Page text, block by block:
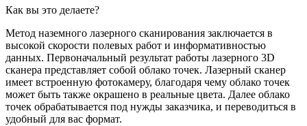
Как вы это делаете?
Метод наземного лазерного сканирования заключается в
высокой скорости полевых работ и информативностью
данных. Первоначальный результат работы лазерного 3D
сканера представляет собой облако точек. Лазерный сканер
имеет встроенную фотокамеру, благодаря чему облако точек
может быть также окрашено в реальные цвета. Далее облако
точек обрабатывается под нужды заказчика, и переводиться в
удобный для вас формат.